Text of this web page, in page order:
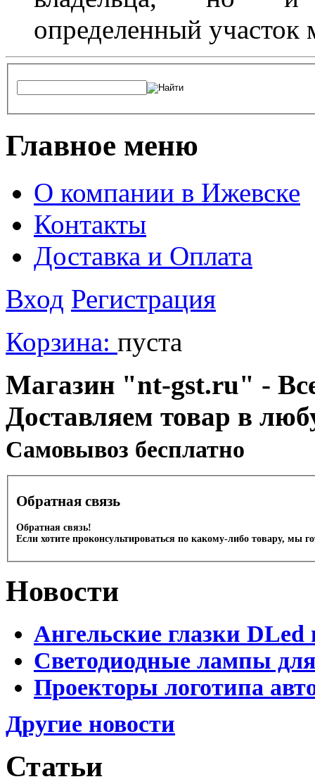
определенный участок
Главное меню
О компании в Ижевске
Контакты
Доставка и Оплата
Вход Регистрация
Корзина: пуста
Магазин "nt-gst.ru" -
Доставляем товар в
Cамовывоз бесплатно
Обратная связь
Обратная связь!
Если хотите проконсультироваться по какому-либо товару, мы
Новости
Ангельские глазки DLed
Светодиодные лампы
Проекторы логотипа
Другие новости
Статьи